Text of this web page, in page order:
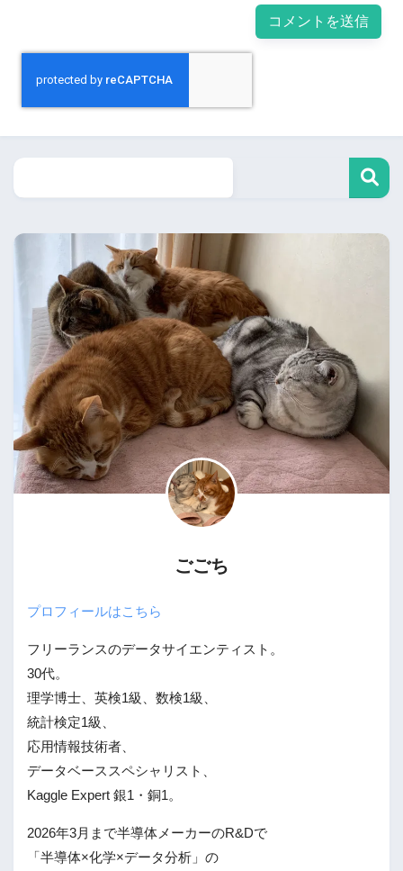
ごごち
プロフィールはこちら
フリーランスのデータサイエンティスト。
30代。
理学博士、英検1級、数検1級、
統計検定1級、
応用情報技術者、
データベーススペシャリスト、
Kaggle Expert 銀1・銅1。
2026年3月まで半導体メーカーのR&Dで
「半導体×化学×データ分析」の